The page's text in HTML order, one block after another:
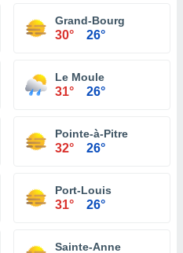
Grand-Bourg
30° 26°
Le Moule
31° 26°
Pointe-à-Pitre
32° 26°
Port-Louis
31° 26°
Sainte-Anne